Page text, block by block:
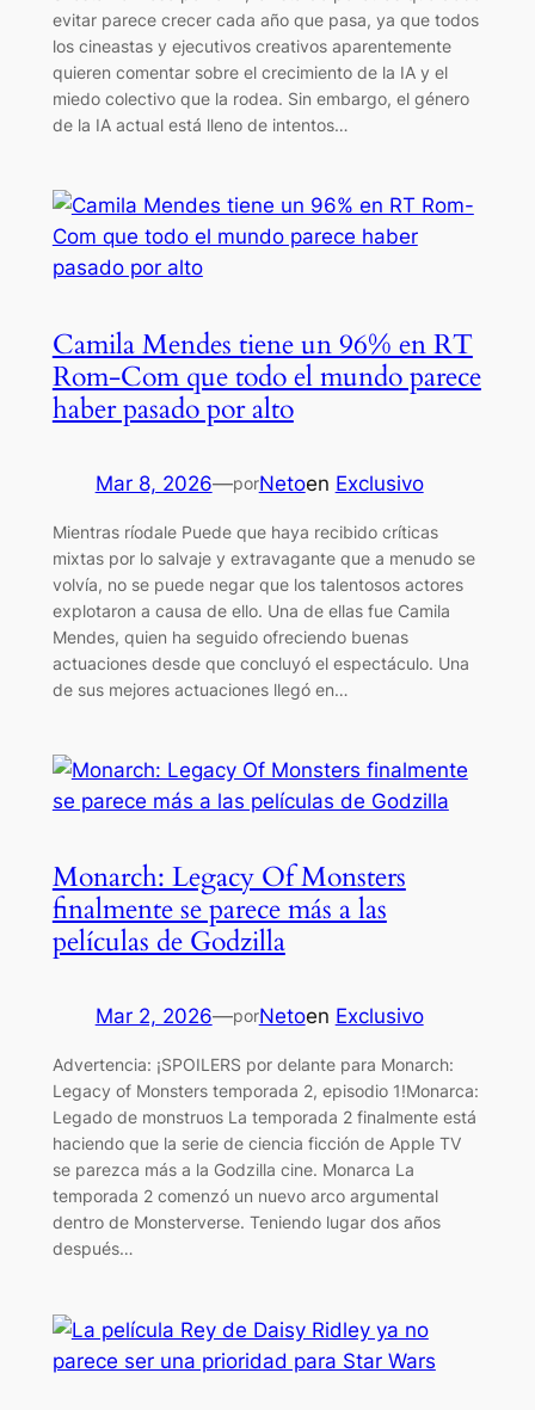
evitar parece crecer cada año que pasa, ya que todos
los cineastas y ejecutivos creativos aparentemente
quieren comentar sobre el crecimiento de la IA y el
miedo colectivo que la rodea. Sin embargo, el género
de la IA actual está lleno de intentos…
Camila Mendes tiene un 96% en RT
Rom-Com que todo el mundo parece
haber pasado por alto
Mar 8, 2026—porNetoen Exclusivo
Mientras ríodale Puede que haya recibido críticas
mixtas por lo salvaje y extravagante que a menudo se
volvía, no se puede negar que los talentosos actores
explotaron a causa de ello. Una de ellas fue Camila
Mendes, quien ha seguido ofreciendo buenas
actuaciones desde que concluyó el espectáculo. Una
de sus mejores actuaciones llegó en…
Monarch: Legacy Of Monsters
finalmente se parece más a las
películas de Godzilla
Mar 2, 2026—porNetoen Exclusivo
Advertencia: ¡SPOILERS por delante para Monarch:
Legacy of Monsters temporada 2, episodio 1!Monarca:
Legado de monstruos La temporada 2 finalmente está
haciendo que la serie de ciencia ficción de Apple TV
se parezca más a la Godzilla cine. Monarca La
temporada 2 comenzó un nuevo arco argumental
dentro de Monsterverse. Teniendo lugar dos años
después…